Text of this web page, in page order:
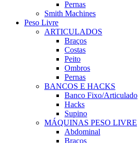
Pernas
Smith Machines
Peso Livre
ARTICULADOS
Braços
Costas
Peito
Ombros
Pernas
BANCOS E HACKS
Banco Fixo/Articulado
Hacks
Supino
MÁQUINAS PESO LIVRE
Abdominal
Braços